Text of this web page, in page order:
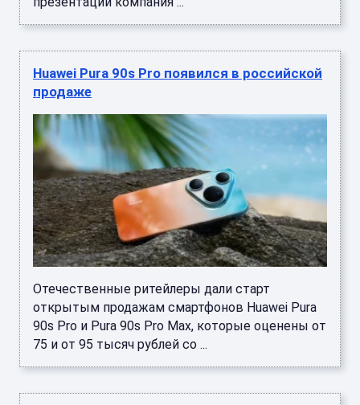
Huawei Pura 90s Pro появился в российской
продаже
Отечественные ритейлеры дали старт
открытым продажам смартфонов Huawei Pura
90s Pro и Pura 90s Pro Max, которые оценены от
75 и от 95 тысяч рублей со ...